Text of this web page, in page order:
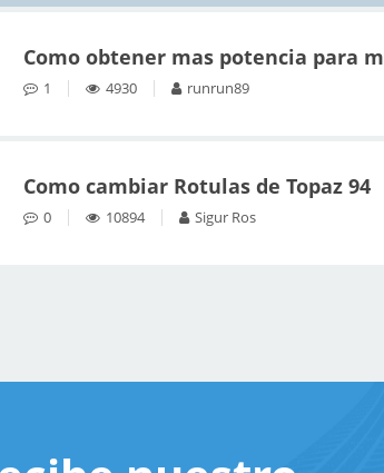
Como obtener mas potencia para
1 4930 runrun89
Como cambiar Rotulas de Topaz 94
0 10894 Sigur Ros